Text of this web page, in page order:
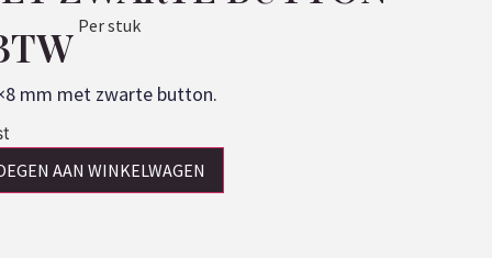
Per stuk
mm met zwarte button.
AAN WINKELWAGEN